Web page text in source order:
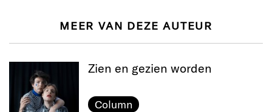
MEER VAN DEZE AUTEUR
Zien en gezien worden
Column